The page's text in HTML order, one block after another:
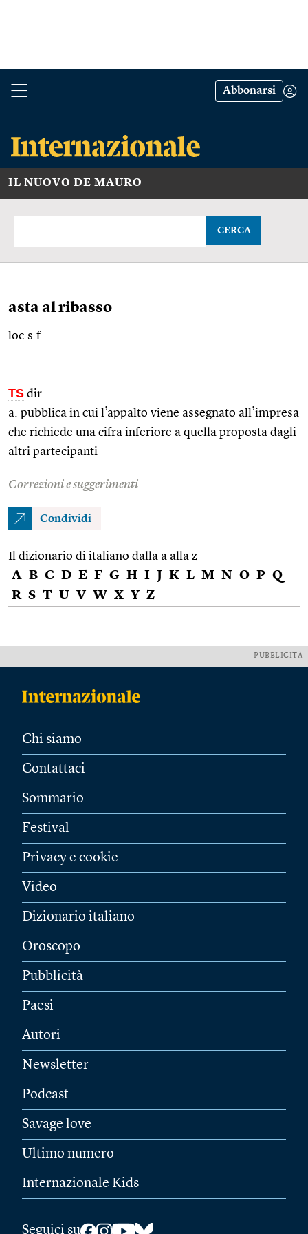
Abbonarsi
IL NUOVO DE MAURO
CERCA
asta al ribasso
loc.s.f.
TS dir.
a. pubblica in cui l’appalto viene assegnato all’impresa
che richiede una cifra inferiore a quella proposta dagli
altri partecipanti
Correzioni e suggerimenti
Condividi
Il dizionario di italiano dalla a alla z
A B C D E F G H I J K L M N O P Q
R S T U V W X Y Z
PUBBLICITÀ
Chi siamo
Contattaci
Sommario
Festival
Privacy e cookie
Video
Dizionario italiano
Oroscopo
Pubblicità
Paesi
Autori
Newsletter
Podcast
Savage love
Ultimo numero
Internazionale Kids
Seguici su